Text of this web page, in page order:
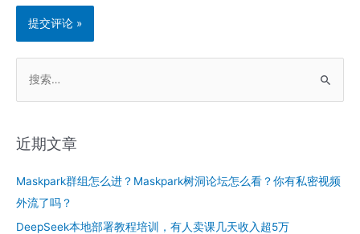
近期文章
Maskpark群组怎么进？Maskpark树洞论坛怎么看？你有私密视频
外流了吗？
DeepSeek本地部署教程培训，有人卖课几天收入超5万